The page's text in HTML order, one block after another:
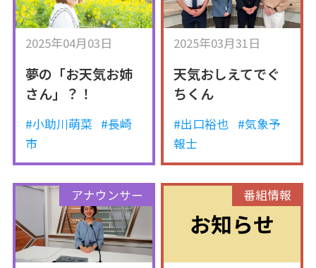
2025年04月03日
夢の「お天気お姉
さん」？！
#小助川萌菜 #長崎
市
2025年03月31日
天気おしえてでぐ
ちくん
#出口裕也 #気象予
報士
アナウンサー 番組情報